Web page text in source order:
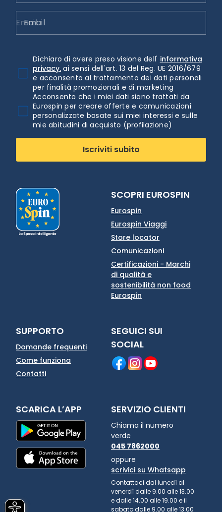
Email
Dichiaro di avere preso visione dell' informativa
privacy. ai sensi dell'art. 13 del Reg. UE 2016/679
e acconsento al trattamento dei dati personali
per finalità promozionali e di marketing
Acconsento che i miei dati siano trattati da
Eurospin per creare offerte e comunicazioni
personalizzate basate sui miei interessi e sulle
mie abitudini di acquisto (profilazione)
Iscriviti subito
SCOPRI EUROSPIN
Eurospin
Eurospin Viaggi
Store locator
Comunicazioni
Certificazioni - Marchi
di qualità e
sostenibilità non food
Eurospin
SUPPORTO
Domande frequenti
Come funziona
Contatti
SEGUICI SUI
SOCIAL
SCARICA L’APP SERVIZIO CLIENTI
Chiama il numero
verde
045 7862000
oppure
scrivici su Whatsapp
Contattaci dal lunedì al
venerdì dalle 9.00 alle 13.00
e dalle 14.00 alle 19.00 e il
sabato dalle 9.00 alle 13.00